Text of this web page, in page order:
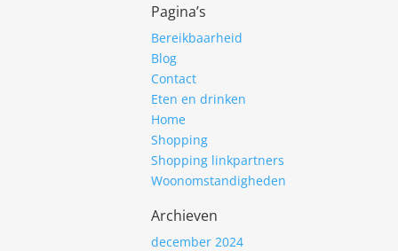
Pagina’s
Bereikbaarheid
Blog
Contact
Eten en drinken
Home
Shopping
Shopping linkpartners
Woonomstandigheden
Archieven
december 2024